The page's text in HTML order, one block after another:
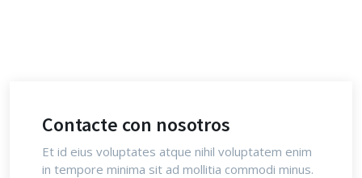
Contacte con nosotros
Et id eius voluptates atque nihil voluptatem enim
in tempore minima sit ad mollitia commodi minus.